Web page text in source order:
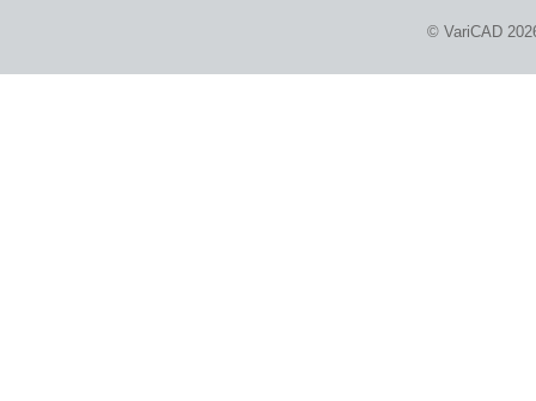
© VariCAD